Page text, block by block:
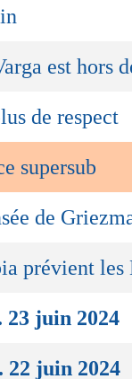
est hors
de respect
supersub
de
prévient
23 juin 2024
22 juin 2024